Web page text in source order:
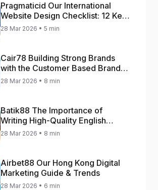
Pragmaticid Our International
Website Design Checklist: 12 Key
Stages
28 Mar 2026 • 5 min
Cair78 Building Strong Brands
with the Customer Based Brand
Equity (CBBE) Model
28 Mar 2026 • 8 min
Batik88 The Importance of
Writing High-Quality English
Content
28 Mar 2026 • 8 min
Airbet88 Our Hong Kong Digital
Marketing Guide & Trends
28 Mar 2026 • 6 min